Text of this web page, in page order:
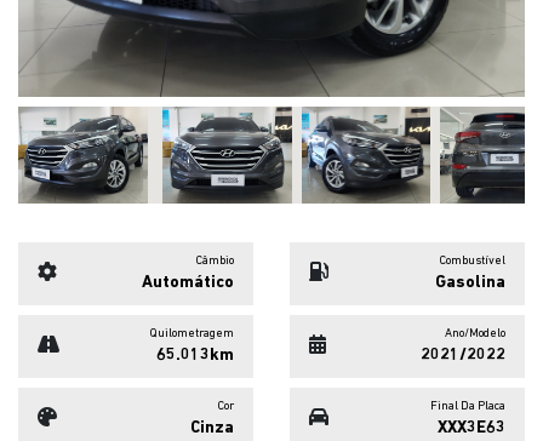
Câmbio
Automático
Combustível
Gasolina
Quilometragem
65.013km
Ano/Modelo
2021/2022
Cor
Cinza
Final Da Placa
XXX3E63